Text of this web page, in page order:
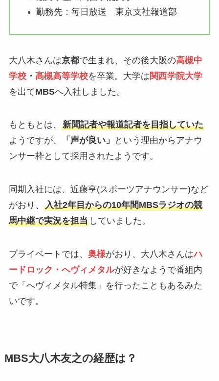
勤務先：毎日放送 東京支社報道部
大八木さんは京都で生まれ、その後大阪の高槻中
学校・ 高槻高等学校を卒業。大学は関西学院大学
を出てMBSへ入社しました。
もともとは、 新聞記者や報道記者を目指していた
ようですが、
「声が良い」
という理由からアナウ
ンサー枠として採用されたようです。
同期入社には、近藤亨(スポーツアナウンサー)など
がおり、 入社2年目からの10年間MBSラジオの競
馬中継で実況を担当していました。
プライベートでは、 奥様がおり、大八木さんはハ
ードロック・へヴィメタルが好きなようで番組内
で「へヴィメタル特集」を行ったこともあるみた
いです。
MBS大八木友之の経歴は？